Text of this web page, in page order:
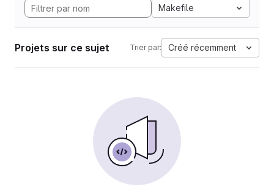
Makefile
Projets sur ce sujet Trier par: Créé récemment